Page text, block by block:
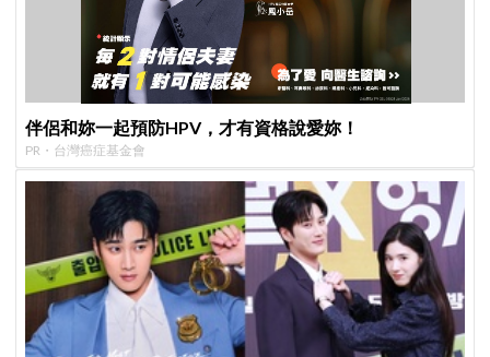
伴侶和妳一起預防HPV，才有資格說愛妳！
PR・台灣癌症基金會